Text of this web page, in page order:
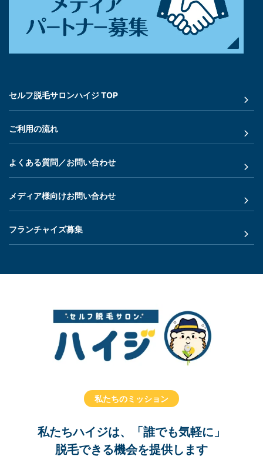
セルフ脱毛サロンハイジ TOP
ご利用の流れ
よくある質問／お問い合わせ
メディア様向けお問い合わせ
フランチャイズ募集
私たちのミッション
私たちハイジは、「誰でも気軽に」
脱毛できる機会を提供します